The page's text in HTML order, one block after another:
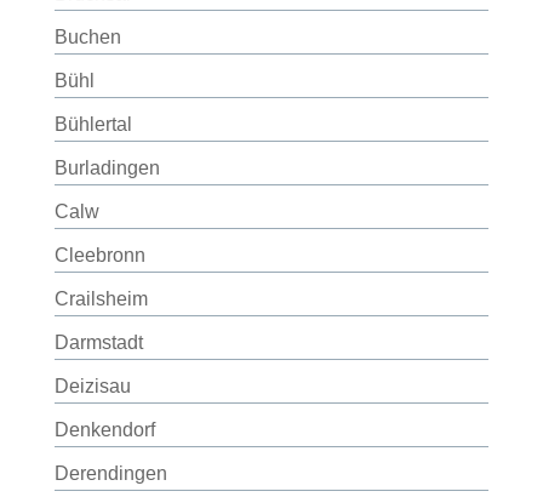
Buchen
Bühl
Bühlertal
Burladingen
Calw
Cleebronn
Crailsheim
Darmstadt
Deizisau
Denkendorf
Derendingen